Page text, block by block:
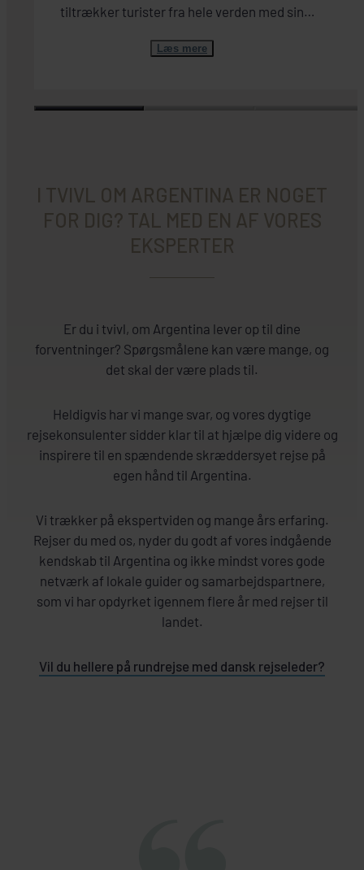
tiltrækker turister fra hele verden med sin
Læs mere
I TVIVL OM ARGENTINA ER NOGET
FOR DIG? TAL MED EN AF VORES
EKSPERTER
Er du i tvivl, om Argentina lever op til dine
forventninger? Spørgsmålene kan være mange, og
det skal der være plads til.
Heldigvis har vi mange svar, og vores dygtige
rejsekonsulenter sidder klar til at hjælpe dig videre og
inspirere til en spændende skræddersyet rejse på
egen hånd til Argentina.
Vi trækker på ekspertviden og mange års erfaring.
Rejser du med os, nyder du godt af vores indgående
kendskab til Argentina og ikke mindst vores gode
netværk af lokale guider og samarbejdspartnere,
som vi har opdyrket igennem flere år med rejser til
landet.
Vil du hellere på rundrejse med dansk rejseleder?